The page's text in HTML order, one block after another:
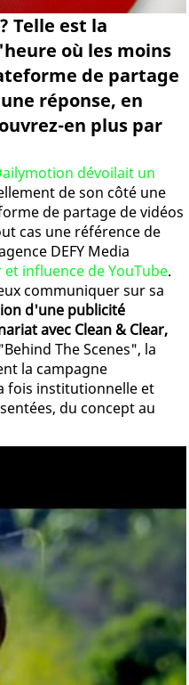
Telle est la
où les moins
de partage
réponse, en
en plus par
dévoilait un
de son côté une
de partage de vidéos
cas une référence de
DEFY Media
influence de YouTube.
communiquer sur sa
d'une publicité
avec Clean & Clear,
The Scenes", la
la campagne
fois institutionnelle et
du concept au